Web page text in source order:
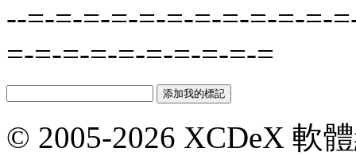
--=-=-=-=-=-=-=-=-=-=-=-
=-=-=-=-=-=-=-=-=-=
© 2005-2026 XCDeX 軟